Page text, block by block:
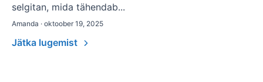
selgitan, mida tähendab...
Amanda · oktoober 19, 2025
Jätka lugemist